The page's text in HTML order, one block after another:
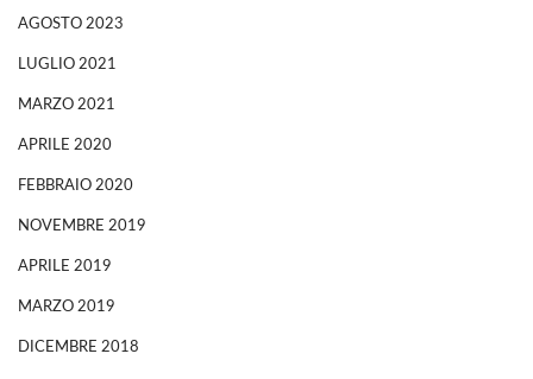
AGOSTO 2023
LUGLIO 2021
MARZO 2021
APRILE 2020
FEBBRAIO 2020
NOVEMBRE 2019
APRILE 2019
MARZO 2019
DICEMBRE 2018